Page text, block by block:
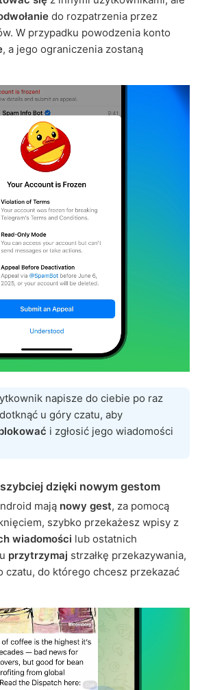
do rozpatrzenia przez
W przypadku powodzenia konto
, a jego ograniczenia zostaną
napisze do ciebie po raz
u góry czatu, aby
i zgłosić jego wiadomości
dzięki nowym gestom
mają nowy gest, za pomocą
szybko przekażesz wpisy z
wiadomości lub ostatnich
przytrzymaj strzałkę przekazywania,
czatu, do którego chcesz przekazać